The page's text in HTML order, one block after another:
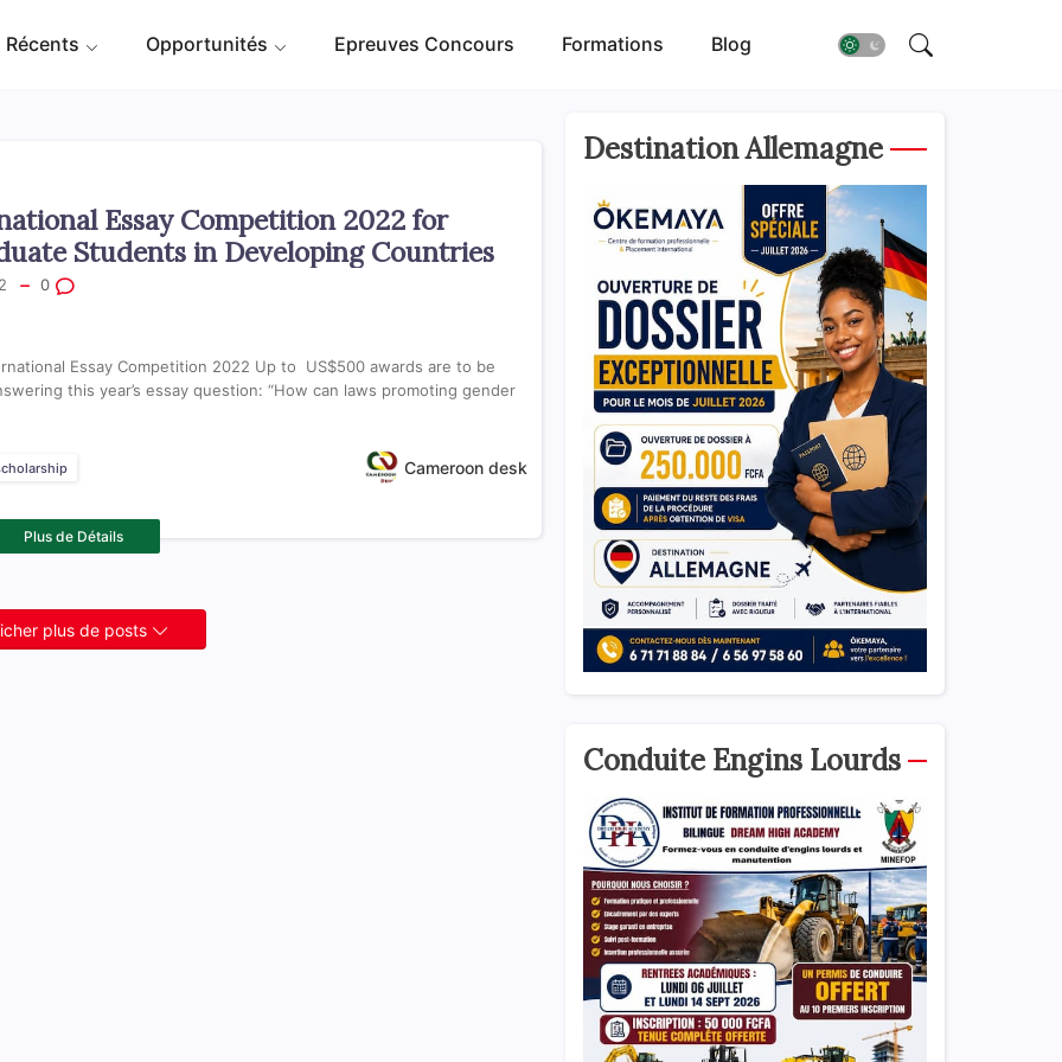
Opportunités Epreuves Concours Formations Blog
Essay Competition 2022 for
Students in Developing Countries
0
Essay Competition 2022 Up to US$500 awards are to be
this year’s essay question: “How can laws promoting gender
Cameroon desk
Plus de Détails
plus de posts
Destination Allemagne
Conduite Engins Lourds